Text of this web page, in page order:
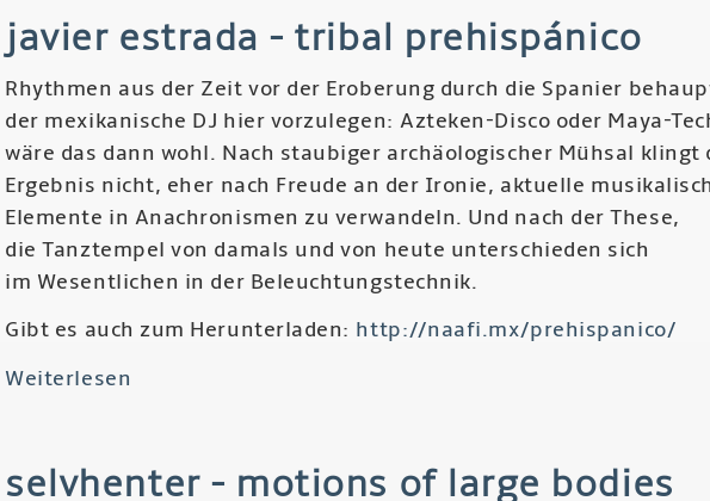
-
javier estrada - tribal prehispánico
Rhythmen aus der Zeit vor der Eroberung durch die Spanier
der mexikanische DJ hier vorzulegen: Azteken-Disco oder Maya-
wäre das dann wohl. Nach staubiger archäologischer Mühsal klingt
Ergebnis nicht, eher nach Freude an der Ironie, aktuelle
Elemente in Anachronismen zu verwandeln. Und nach der These,
die Tanztempel von damals und von heute unterschieden sich
im Wesentlichen in der Beleuchtungstechnik.
Gibt es auch zum Herunterladen: http://naafi.mx/prehispanico/
Weiterlesen
-
selvhenter - motions of large bodies